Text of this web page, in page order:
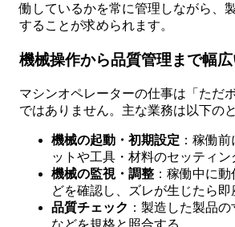
働しているかを常に管理しながら、
することが求められます。
機械操作から品質管理まで幅
マシンオペレーターの仕事は「ただ
ではありません。主な業務は以下の
機械の起動・初期設定 ：稼働
ットや工具・材料のセッティン
機械の監視・調整 ：稼働中に
どを確認し、ズレが生じたら即
品質チェック ：製造した製品
などを規格と照合する